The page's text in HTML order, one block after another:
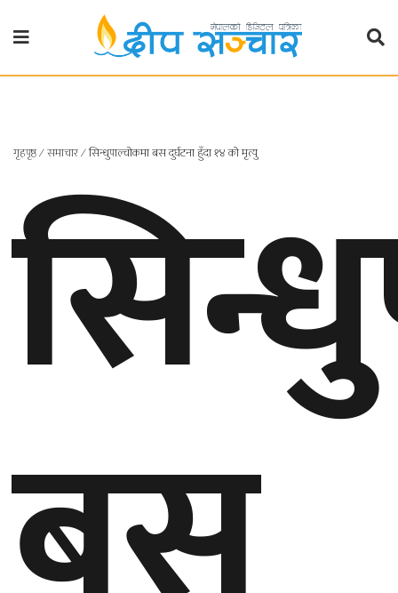
गृहपृष्ठ
प्रदेश
प्रदेश
१
प्रदेश
प्रदेश
५
कर्णाली
प्रदेश
गृहपृष्ठ∕समाचार∕सिन्धुपाल्चोकमा बस दुर्घटना हुँदा १४ को मृत्यु